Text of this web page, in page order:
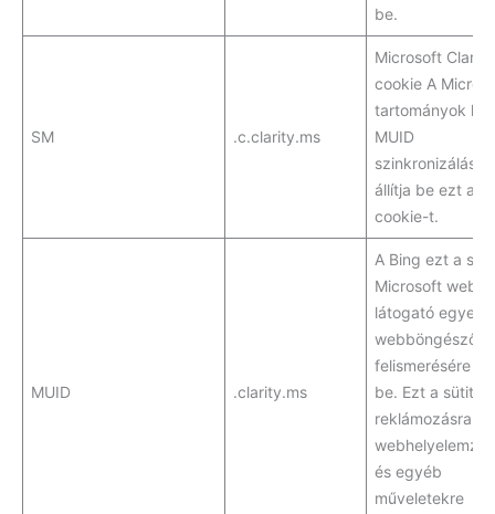
be.
SM .c.clarity.ms
Microsoft Clarity
cookie A
tartományok
MUID
állítja be ezt a
cookie-t.
MUID .clarity.ms
A Bing ezt a
Microsoft
látogató egyedi
webböngészők
felismerésére
be. Ezt a sütit
reklámozásra,
és egyéb
műveletekre